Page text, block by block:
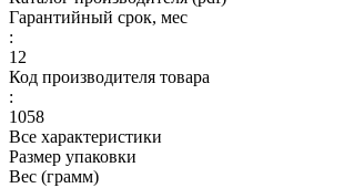
Гарантийный срок, мес
:
12
Код производителя товара
:
1058
Все характеристики
Размер упаковки
Вес (грамм)